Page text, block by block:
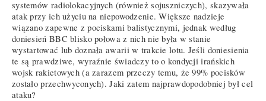
systemów radiolokacyjnych (również sojuszniczych), skazywała
atak przy ich użyciu na niepowodzenie. Większe nadzieje
wiązano zapewne z pociskami balistycznymi, jednak według
doniesień BBC blisko połowa z nich nie była w stanie
wystartować lub doznała awarii w trakcie lotu. Jeśli doniesienia
te są prawdziwe, wyraźnie świadczy to o kondycji irańskich
wojsk rakietowych (a zarazem przeczy temu, że 99% pocisków
zostało przechwyconych). Jaki zatem najprawdopodobniej był cel
ataku?